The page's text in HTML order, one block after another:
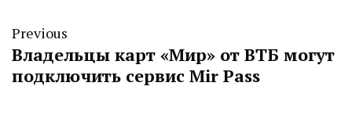
Previous
Владельцы карт «Мир» от ВТБ могут
подключить сервис Mir Pass